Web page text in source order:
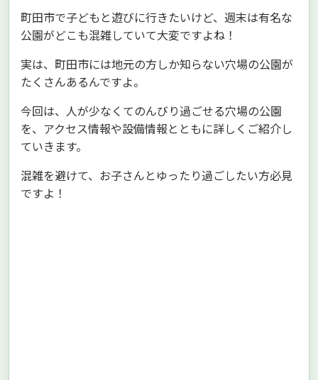
町田市で子どもと遊びに行きたいけど、週末は有名な
公園がどこも混雑していて大変ですよね！
実は、町田市には地元の方しか知らない穴場の公園が
たくさんあるんですよ。
今回は、人が少なくてのんびり過ごせる穴場の公園
を、アクセス情報や設備情報とともに詳しくご紹介し
ていきます。
混雑を避けて、お子さんとゆったり過ごしたい方必見
ですよ！